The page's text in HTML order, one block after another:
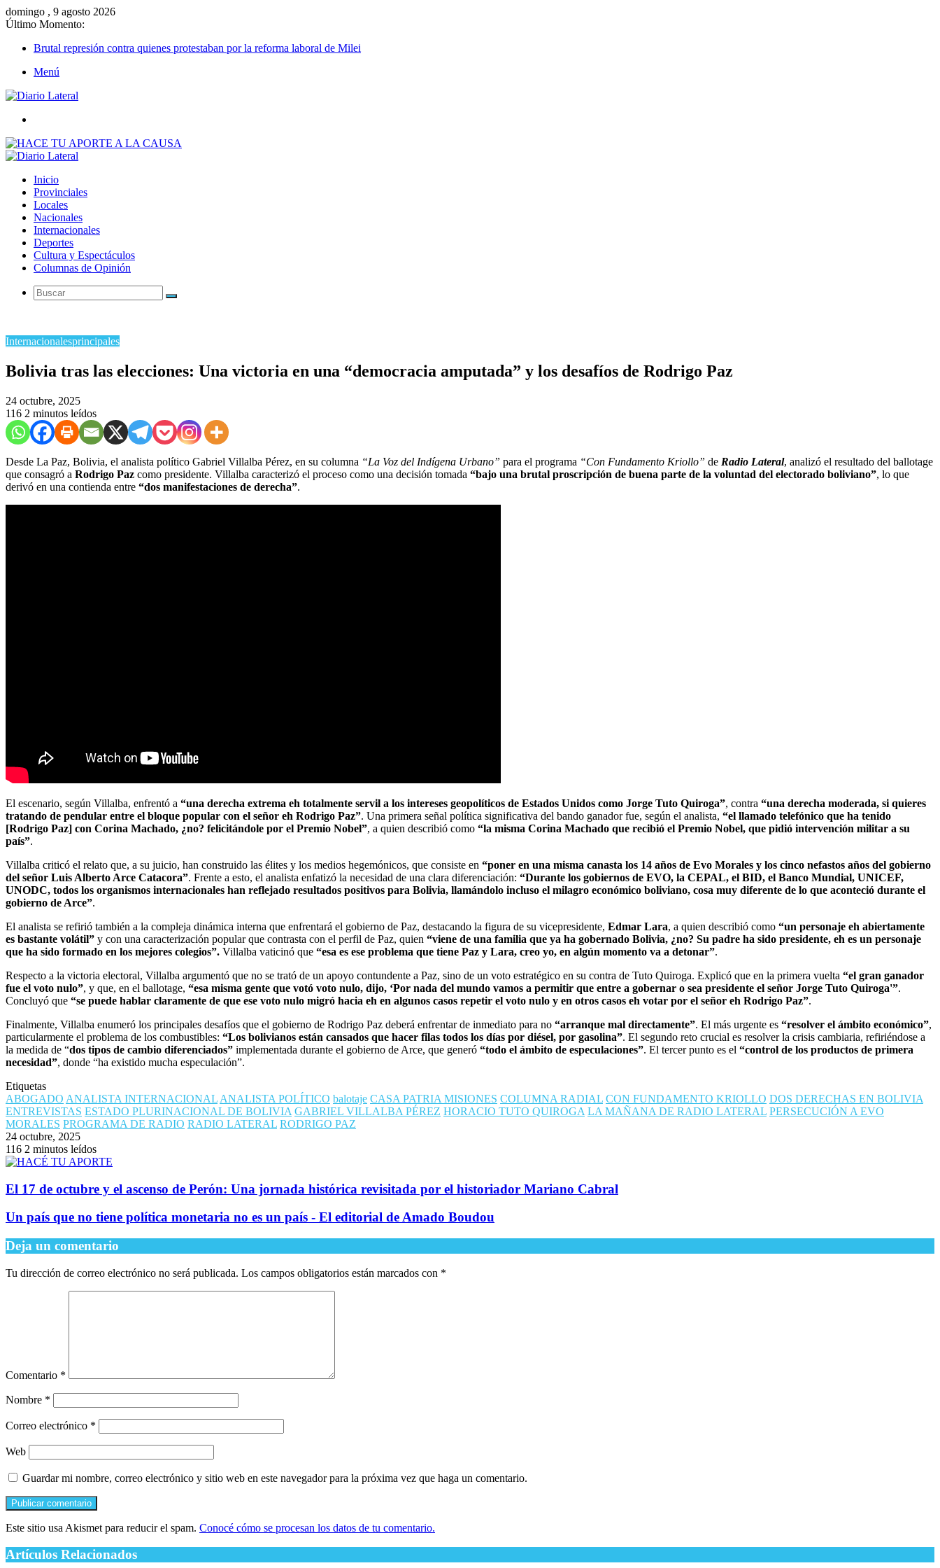
domingo , 9 agosto 2026
Último Momento:
Brutal represión contra quienes protestaban por la reforma laboral de Milei
Menú
Inicio
Provinciales
Locales
Nacionales
Internacionales
Deportes
Cultura y Espectáculos
Columnas de Opinión
Buscar
Internacionalesprincipales
Bolivia tras las elecciones: Una victoria en una “democracia amputada” y los desafíos de Rodrigo Paz
24 octubre, 2025
116 2 minutos leídos
Desde La Paz, Bolivia, el analista político Gabriel Villalba Pérez, en su columna “La Voz del Indígena Urbano” para el programa “Con Fundamento Kriollo” de Radio Lateral, analizó el resultado del ballotage
que consagró a Rodrigo Paz como presidente. Villalba caracterizó el proceso como una decisión tomada “bajo una brutal proscripción de buena parte de la voluntad del electorado boliviano”, lo que
derivó en una contienda entre “dos manifestaciones de derecha”.
El escenario, según Villalba, enfrentó a “una derecha extrema eh totalmente servil a los intereses geopolíticos de Estados Unidos como Jorge Tuto Quiroga”, contra “una derecha moderada, si quieres
tratando de pendular entre el bloque popular con el señor eh Rodrigo Paz”. Una primera señal política significativa del bando ganador fue, según el analista, “el llamado telefónico que ha tenido
[Rodrigo Paz] con Corina Machado, ¿no? felicitándole por el Premio Nobel”, a quien describió como “la misma Corina Machado que recibió el Premio Nobel, que pidió intervención militar a su
país”.
Villalba criticó el relato que, a su juicio, han construido las élites y los medios hegemónicos, que consiste en “poner en una misma canasta los 14 años de Evo Morales y los cinco nefastos años del gobierno
del señor Luis Alberto Arce Catacora”. Frente a esto, el analista enfatizó la necesidad de una clara diferenciación: “Durante los gobiernos de EVO, la CEPAL, el BID, el Banco Mundial, UNICEF,
UNODC, todos los organismos internacionales han reflejado resultados positivos para Bolivia, llamándolo incluso el milagro económico boliviano, cosa muy diferente de lo que aconteció durante el
gobierno de Arce”.
El analista se refirió también a la compleja dinámica interna que enfrentará el gobierno de Paz, destacando la figura de su vicepresidente, Edmar Lara, a quien describió como “un personaje eh abiertamente
es bastante volátil” y con una caracterización popular que contrasta con el perfil de Paz, quien “viene de una familia que ya ha gobernado Bolivia, ¿no? Su padre ha sido presidente, eh es un personaje
que ha sido formado en los mejores colegios”. Villalba vaticinó que “esa es ese problema que tiene Paz y Lara, creo yo, en algún momento va a detonar”.
Respecto a la victoria electoral, Villalba argumentó que no se trató de un apoyo contundente a Paz, sino de un voto estratégico en su contra de Tuto Quiroga. Explicó que en la primera vuelta “el gran ganador
fue el voto nulo”, y que, en el ballotage, “esa misma gente que votó voto nulo, dijo, ‘Por nada del mundo vamos a permitir que entre a gobernar o sea presidente el señor Jorge Tuto Quiroga'”.
Concluyó que “se puede hablar claramente de que ese voto nulo migró hacia eh en algunos casos repetir el voto nulo y en otros casos eh votar por el señor eh Rodrigo Paz”.
Finalmente, Villalba enumeró los principales desafíos que el gobierno de Rodrigo Paz deberá enfrentar de inmediato para no “arranque mal directamente”. El más urgente es “resolver el ámbito económico”,
particularmente el problema de los combustibles: “Los bolivianos están cansados que hacer filas todos los días por diésel, por gasolina”. El segundo reto crucial es resolver la crisis cambiaria, refiriéndose a
la medida de “dos tipos de cambio diferenciados” implementada durante el gobierno de Arce, que generó “todo el ámbito de especulaciones”. El tercer punto es el “control de los productos de primera
necesidad”, donde “ha existido mucha especulación”.
Etiquetas
ABOGADO ANALISTA INTERNACIONAL ANALISTA POLÍTICO balotaje CASA PATRIA MISIONES COLUMNA RADIAL CON FUNDAMENTO KRIOLLO DOS DERECHAS EN BOLIVIA
ENTREVISTAS ESTADO PLURINACIONAL DE BOLIVIA GABRIEL VILLALBA PÉREZ HORACIO TUTO QUIROGA LA MAÑANA DE RADIO LATERAL PERSECUCIÓN A EVO
MORALES PROGRAMA DE RADIO RADIO LATERAL RODRIGO PAZ
24 octubre, 2025
116 2 minutos leídos
El 17 de octubre y el ascenso de Perón: Una jornada histórica revisitada por el historiador Mariano Cabral
​Un país que no tiene política monetaria no es un país - El editorial de Amado Boudou
Deja un comentario
Tu dirección de correo electrónico no será publicada. Los campos obligatorios están marcados con *
Comentario *
Nombre *
Correo electrónico *
Web
Guardar mi nombre, correo electrónico y sitio web en este navegador para la próxima vez que haga un comentario.
Este sitio usa Akismet para reducir el spam. Conocé cómo se procesan los datos de tu comentario.
Artículos Relacionados